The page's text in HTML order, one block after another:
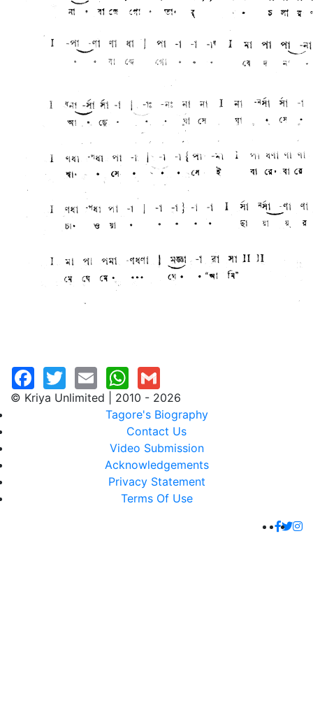
© Kriya Unlimited | 2010 - 2026
Tagore's Biography
Contact Us
Video Submission
Acknowledgements
Privacy Statement
Terms Of Use